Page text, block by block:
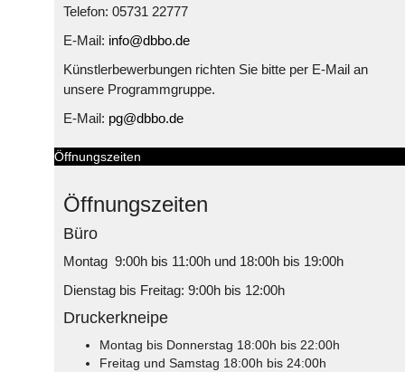
Telefon: 05731 22777
E-Mail: info@dbbo.de
Künstlerbewerbungen richten Sie bitte per E-Mail an
unsere Programmgruppe.
E-Mail: pg@dbbo.de
Öffnungszeiten
Öffnungszeiten
Büro
Montag 9:00h bis 11:00h und 18:00h bis 19:00h
Dienstag bis Freitag: 9:00h bis 12:00h
Druckerkneipe
Montag bis Donnerstag 18:00h bis 22:00h
Freitag und Samstag 18:00h bis 24:00h